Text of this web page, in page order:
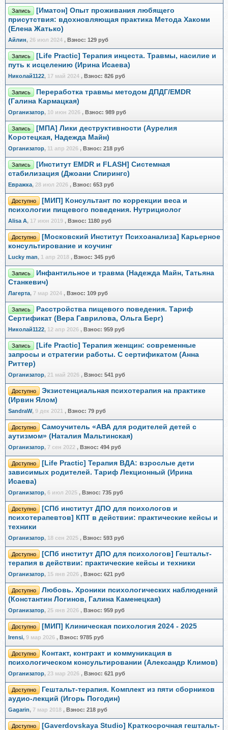
Запись
[Иматон] Опыт проживания любящего
присутствия: вдохновляющая практика Метода Хакоми
(Елена Жатько)
Айлин, 26 июл 2024 , Взнос: 129 руб
Запись
[Life Practic] Терапия инцеста. Травмы, насилие и
путь к исцелению (Ирина Исаева)
Николай1122, 17 май 2024 , Взнос: 826 руб
Запись
Переработка травмы методом ДПДГ/EMDR
(Галина Кармацкая)
Организатор, 10 июн 2026 , Взнос: 989 руб
Запись
[МПА] Лики деструктивности (Аурелия
Коротецкая, Надежда Майн)
Организатор, 11 апр 2026 , Взнос: 218 руб
Запись
[Институт EMDR и FLASH] Системная
стабилизация (Джоани Спирингс)
Евражкa, 28 июл 2026 , Взнос: 653 руб
Доступно
[МИП] Консультант по коррекции веса и
психологии пищевого поведения. Нутрициолог
Alisa A, 17 июн 2019 , Взнос: 1180 руб
Доступно
[Московский Институт Психоанализа] Карьерное
консультирование и коучинг
Lucky man, 1 апр 2018 , Взнос: 345 руб
Запись
Инфантильное и травма (Надежда Майн, Татьяна
Станкевич)
Лагерта, 7 мар 2024 , Взнос: 109 руб
Запись
Расстройства пищевого поведения. Тариф
Сертификат (Вера Гаврилова, Ольга Берг)
Николай1122, 12 апр 2026 , Взнос: 959 руб
Запись
[Life Practic] Терапия женщин: современные
запросы и стратегии работы. С сертификатом (Анна
Риттер)
Организатор, 21 май 2026 , Взнос: 541 руб
Доступно
Экзистенциальная психотерапия на практике
(Ирвин Ялом)
SandraW, 9 дек 2021 , Взнос: 79 руб
Доступно
Самоучитель «АВА для родителей детей с
аутизмом» (Наталия Мальтинская)
Организатор, 7 сен 2022 , Взнос: 494 руб
Доступно
[Life Practic] Терапия ВДА: взрослые дети
зависимых родителей. Тариф Лекционный (Ирина
Исаева)
Организатор, 6 июл 2025 , Взнос: 735 руб
Доступно
[СПб институт ДПО для психологов и
психотерапевтов] КПТ в действии: практические кейсы и
техники
Организатор, 18 сен 2025 , Взнос: 593 руб
Доступно
[СПб институт ДПО для психологов] Гештальт-
терапия в действии: практические кейсы и техники
Организатор, 15 янв 2026 , Взнос: 621 руб
Доступно
Любовь. Хроники психологических наблюдений
(Константин Логинов, Галина Каменецкая)
Организатор, 25 янв 2026 , Взнос: 959 руб
Доступно [МИП] Клиническая психология 2024 - 2025
Irensi, 9 мар 2026 , Взнос: 9785 руб
Доступно
Контакт, контракт и коммуникация в
психологическом консультировании (Александр Климов)
Организатор, 23 мар 2026 , Взнос: 621 руб
Доступно
Гештальт-терапия. Комплект из пяти сборников
аудио-лекций (Игорь Погодин)
Gagarin, 7 мар 2018 , Взнос: 218 руб
Доступно
[Gaverdovskaya Studio] Краткосрочная гештальт-